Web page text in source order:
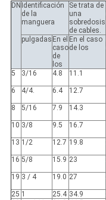
DN Identificación
de la
manguera
Se trata de
una
sobredosis
de cables.
pulgadas En el
caso
de
los
En el caso
de los
5 3/16 4.8 11.1
6
4/4. 6.4 12.7
8
5/16 7.9 14.3
10 3/8 9.5 16.7
13 1/2 12.7 19.8
16 5/8 15.9 23
19 3 / 4 19.0 27
25 1 25.4 34.9